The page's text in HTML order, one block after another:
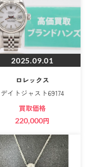
2025.09.01
ロレックス
デイトジャスト69174
買取価格
220,000円